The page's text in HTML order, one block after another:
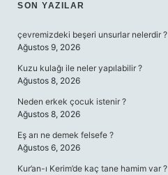
SIDEBAR
SON YAZILAR
çevremizdeki beşeri unsurlar nelerdir ?
Ağustos 9, 2026
Kuzu kulağı ile neler yapılabilir ?
Ağustos 8, 2026
Neden erkek çocuk istenir ?
Ağustos 8, 2026
Eş arı ne demek felsefe ?
Ağustos 6, 2026
Kur’an-ı Kerim’de kaç tane hamim var ?